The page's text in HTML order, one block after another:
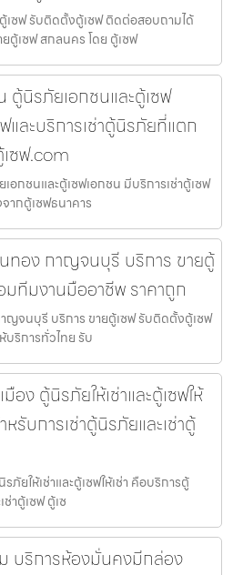
เซฟ รับติดตั้งตู้เซฟ ติดต่อสอบถามได้
ตู้เซฟ สกลนคร โดย ตู้เซฟ
ตู้นิรภัยเอกชนและตู้เซฟ
และบริการเช่าตู้นิรภัยที่แตก
ซฟ.com
อกชนและตู้เซฟเอกชน มีบริการเช่าตู้เซฟ
ากตู้เซฟธนาคาร
ทอง กาญจนบุรี บริการ ขายตู้
ทีมงานมืออาชีพ ราคาถูก
ญจนบุรี บริการ ขายตู้เซฟ รับติดตั้งตู้เซฟ
ริการทั่วไทย รับ
อง ตู้นิรภัยให้เช่าและตู้เซฟให้
รับการเช่าตู้นิรภัยและเช่าตู้
ภัยให้เช่าและตู้เซฟให้เช่า คือบริการตู้
าตู้เซฟ ตู้เซ
บริการห้องมั่นคงมีกล่อง